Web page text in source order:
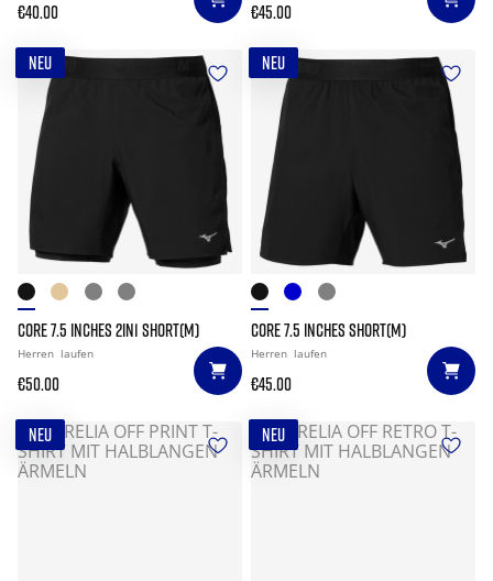
€40.00 €45.00
NEU
CORE 7.5 INCHES 2IN1 SHORT(M)
Herren laufen
€50.00
NEU
CORE 7.5 INCHES SHORT(M)
Herren laufen
€45.00
NEU NEU